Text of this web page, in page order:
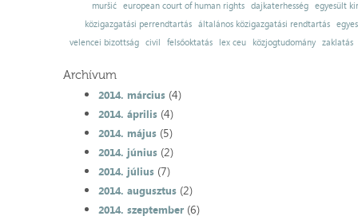
muršić european court of human rights dajkaterhesség
egyesült
közigazgatási perrendtartás
általános közigazgatási rendtartás
velencei bizottság
civil felsőoktatás lex ceu közjogtudomány zaklatás
Archívum
2014. március(4)
2014. április(4)
2014. május(5)
2014. június(2)
2014. július(7)
2014. augusztus(2)
2014. szeptember(6)